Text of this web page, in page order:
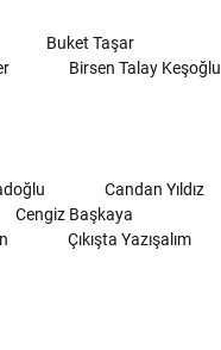
Buket Taşar
Birsen Talay Keşoğlu
Candan Yıldız
Cengiz Başkaya
Çıkışta Yazışalım